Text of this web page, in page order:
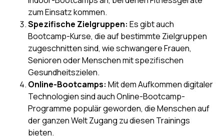
zum Einsatz kommen.
Spezifische Zielgruppen: Es gibt auch
Bootcamp-Kurse, die auf bestimmte Zielgruppen
zugeschnitten sind, wie schwangere Frauen,
Senioren oder Menschen mit spezifischen
Gesundheitszielen.
Online-Bootcamps: Mit dem Aufkommen digitaler
Technologien sind auch Online-Bootcamp-
Programme populär geworden, die Menschen auf
der ganzen Welt Zugang zu diesen Trainings
bieten.